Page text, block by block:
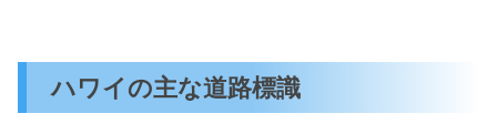
ハワイの主な道路標識